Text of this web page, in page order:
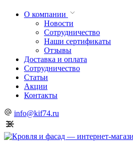
О компании
Новости
Сотрудничество
Наши сертификаты
Отзывы
Доставка и оплата
Сотрудничество
Статьи
Акции
Контакты
info@kif74.ru